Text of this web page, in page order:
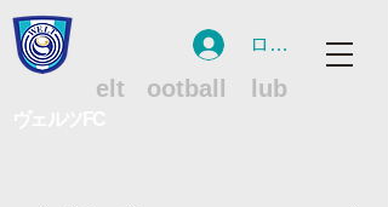
ログイン
elt ootball lub